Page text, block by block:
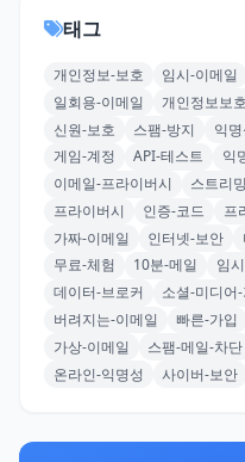
태그
개인정보-보호 임시-이메일
일회용-이메일
개인정보보호
신원-보호
스팸-방지 익
게임-계정
API-테스트 익
이메일-프라이버시
스트리
프라이버시
인증-코드 프
가짜-이메일
인터넷-보안
무료-체험
10분-메일 임
데이터-브로커
소셜-미디어-
버려지는-이메일
빠른-가입
가상-이메일
스팸-메일-차단
온라인-익명성
사이버-보안